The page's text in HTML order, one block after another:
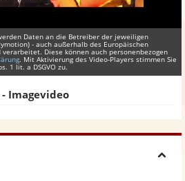
Daten an die Betreiber der jeweiligen
- auch außerhalb des Europäischen
Diese können auch personenbezogen
. Mit Aktivierung des Video-Players stimmen Sie
1 lit. a DSGVO zu.
Imagevideo